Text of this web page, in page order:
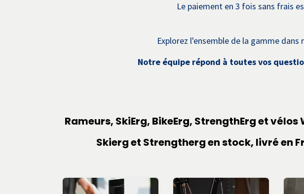
Le paiement en 3 fois sans frais
Explorez l'ensemble de la gamme dans
Notre équipe répond à toutes vos
Rameurs, SkiErg, BikeErg, StrengthErg et
Skierg et Strengtherg en stock, livré en